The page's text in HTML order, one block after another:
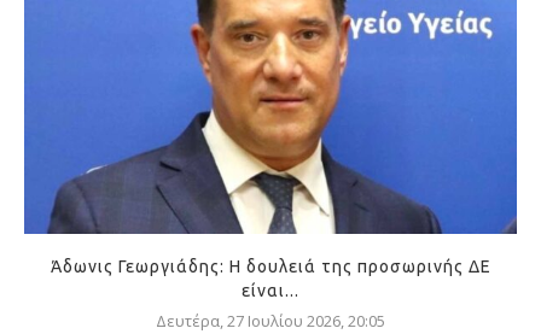
Άδωνις Γεωργιάδης: Η δουλειά της προσωρινής ΔΕ
είναι...
Δευτέρα, 27 Ιουλίου 2026, 20:05